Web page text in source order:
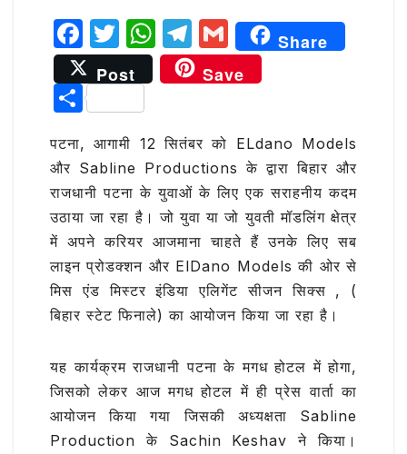
F
a
c
e
b
o
o
k
T
w
it
te
r
W
h
at
A
p
p
T
el
e
ra
m
G
m
ai
Share
Post
Save
S
ar
e
पटना, आगामी 12 सितंबर को ELdano Models
और Sabline Productions के द्वारा बिहार और
राजधानी पटना के युवाओं के लिए एक सराहनीय कदम
उठाया जा रहा है। जो युवा या जो युवती मॉडलिंग क्षेत्र
में अपने करियर आजमाना चाहते हैं उनके लिए सब
लाइन प्रोडक्शन और ElDano Models की ओर से
मिस एंड मिस्टर इंडिया एलिगेंट सीजन सिक्स , (
बिहार स्टेट फिनाले) का आयोजन किया जा रहा है।
यह कार्यक्रम राजधानी पटना के मगध होटल में होगा,
जिसको लेकर आज मगध होटल में ही प्रेस वार्ता का
आयोजन किया गया जिसकी अध्यक्षता Sabline
Production के Sachin Keshav ने किया।